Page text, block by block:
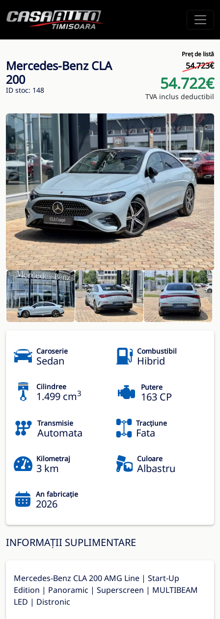
Mercedes-Benz CLA
200
ID stoc: 148
Preț de listă
54.723€
54.722€
TVA inclus deductibil
Caroserie
Sedan
Combustibil
Hibrid
Cilindree
1.499 cm3
Putere
163 CP
Transmisie
Automata
Tracțiune
Fata
Kilometraj
3 km
Culoare
Albastru
An fabricație
2026
INFORMAȚII SUPLIMENTARE
Mercedes-Benz CLA 200 AMG Line | Start-Up
Edition | Panoramic | Superscreen | MULTIBEAM
LED | Distronic